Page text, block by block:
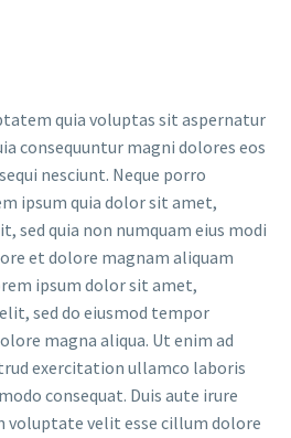
quia voluptas sit aspernatur
consequuntur magni dolores eos
nesciunt. Neque porro
ipsum quia dolor sit amet,
sed quia non numquam eius modi
et dolore magnam aliquam
ipsum dolor sit amet,
sed do eiusmod tempor
magna aliqua. Ut enim ad
exercitation ullamco laboris
consequat. Duis aute irure
voluptate velit esse cillum dolore